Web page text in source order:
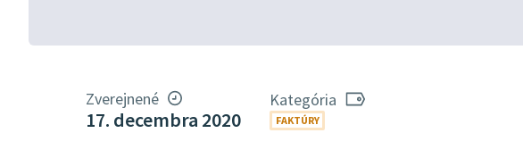
Zverejnené
17. decembra 2020
Kategória
FAKTÚRY